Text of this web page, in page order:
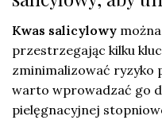
Kwas salicylowy
przestrzegając kilku
zminimalizować ryzyko
warto wprowadzać go
pielęgnacyjnej